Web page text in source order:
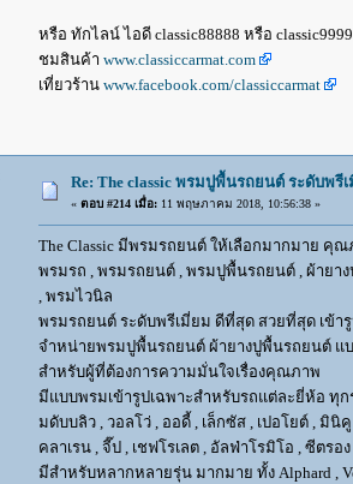
หรือ ทักไลน์ ไอดี classic88888 หรือ
ชมสินค้า www.classiccarmat.com
เที่ยวร้าน www.facebook.com/classiccarmat
Re: The classic พรมปูพื้นรถยนต์ ระดับพรี
« ตอบ #214 เมื่อ:11 พฤษภาคม 2018, 10:56:38 »
The Classic มีพรมรถยนต์ ให้เลือกมากมาย คุ
พรมรถ , พรมรถยนต์ , พรมปูพื้นรถยนต์ , ผ้ายา
, พรมไวนิล
พรมรถยนต์ ระดับพรีเมี่ยม ดีที่สุด สวยที่สุด เข้ารู
จำหน่ายพรมปูพื้นรถยนต์ ผ้ายางปูพื้นรถยนต์ แบบ
สำหรับผู้ที่ต้องการความมั่นใจเรื่องคุณภาพ
มีแบบพรมเข้ารูปเฉพาะสำหรับรถแต่ละยี่ห้อ ทุก
มดับบลิว , วอลโว่ , ออดี้ , เล็กซัส , เปอโยต์ , มินิ
คลาเรน , จี๊ป , เชฟโรเลต , อัลฟ่าโรมิโอ , ซีตร
มีสำหรับหลากหลายรุ่น มากมาย ทั้ง Alphard ,